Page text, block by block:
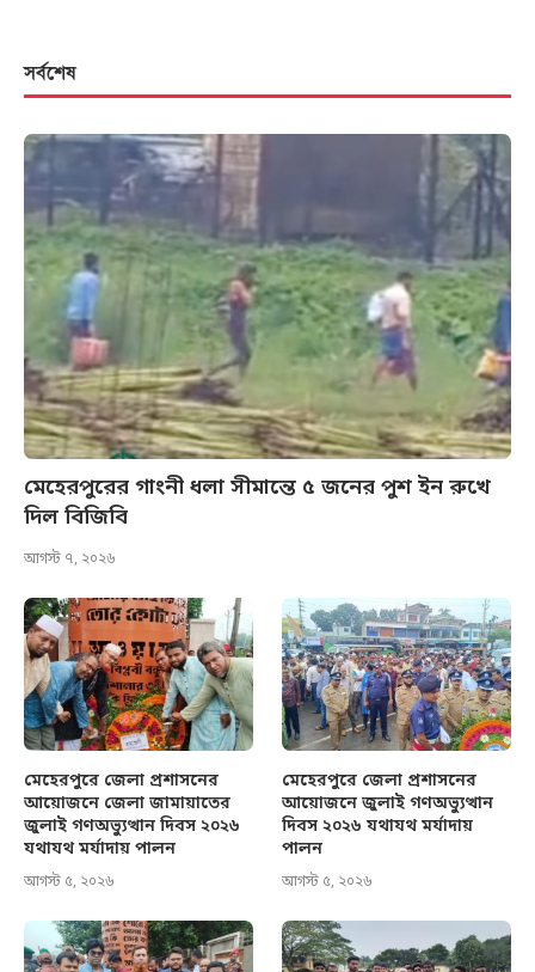
সর্বশেষ
মেহেরপুরের গাংনী ধলা সীমান্তে ৫ জনের পুশ ইন রুখে
দিল বিজিবি
আগস্ট ৭, ২০২৬
মেহেরপুরে জেলা প্রশাসনের
আয়োজনে জেলা জামায়াতের
জুলাই গণঅভ্যুত্থান দিবস ২০২৬
যথাযথ মর্যাদায় পালন
আগস্ট ৫, ২০২৬
মেহেরপুরে জেলা প্রশাসনের
আয়োজনে জুলাই গণঅভ্যুত্থান
দিবস ২০২৬ যথাযথ মর্যাদায়
পালন
আগস্ট ৫, ২০২৬